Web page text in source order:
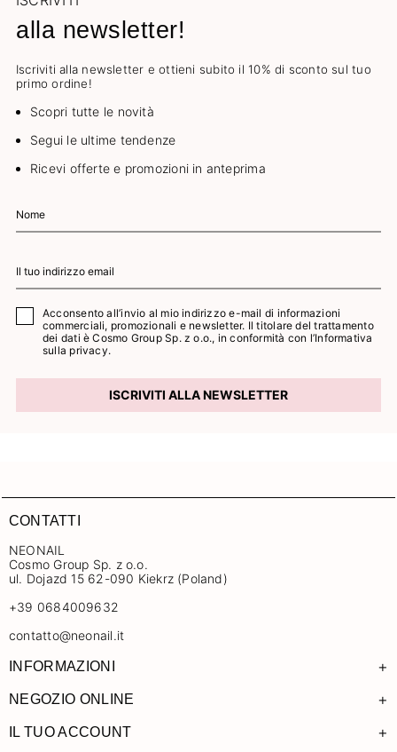
alla newsletter!
Iscriviti alla newsletter e ottieni subito il 10% di sconto sul tuo
primo ordine!
Scopri tutte le novità
Segui le ultime tendenze
Ricevi offerte e promozioni in anteprima
Acconsento all’invio al mio indirizzo e-mail di informazioni
commerciali, promozionali e newsletter. Il titolare del trattamento
dei dati è Cosmo Group Sp. z o.o., in conformità con l’Informativa
sulla privacy.
ISCRIVITI ALLA NEWSLETTER
CONTATTI
NEONAIL
Cosmo Group Sp. z o.o.
ul. Dojazd 15 62-090 Kiekrz (Poland)
+39 0684009632
contatto@neonail.it
INFORMAZIONI +
NEGOZIO ONLINE +
IL TUO ACCOUNT +